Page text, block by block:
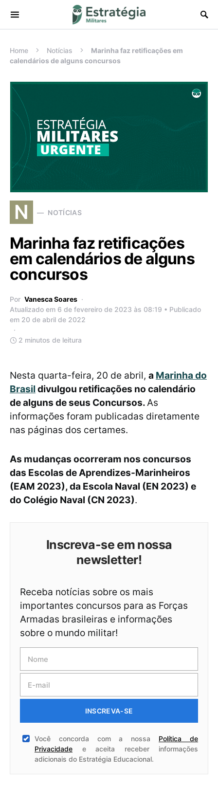
Procurar:
Home Notícias
Marinha faz retificações em
calendários de alguns concursos
N NOTÍCIAS
Marinha faz retificações
em calendários de alguns
concursos
Por Vanesca Soares
Atualizado em 6 de fevereiro de 2023 às 08:19 • Publicado
em 20 de abril de 2022
2 minutos de leitura
Nesta quarta-feira, 20 de abril, a Marinha do
Brasil divulgou retificações no calendário
de alguns de seus Concursos.As
informações foram publicadas diretamente
nas páginas dos certames.
As mudanças ocorreram nos concursos
das Escolas de Aprendizes-Marinheiros
(EAM 2023), da Escola Naval (EN 2023) e
do Colégio Naval (CN 2023).
Inscreva-se em nossa
newsletter!
Receba notícias sobre os mais
importantes concursos para as Forças
Armadas brasileiras e informações
sobre o mundo militar!
INSCREVA-SE
Você concorda com a nossa Política de
Privacidade e aceita receber informações
adicionais do Estratégia Educacional.